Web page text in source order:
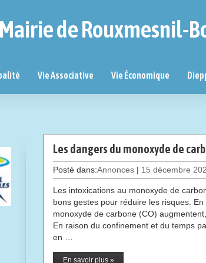
Mairie de Rouxmesnil-
Vie Associative Vie Économique
Les dangers du monoxyde de
Posté dans:Annonces | 15 décembre
Les intoxications au monoxyde de
bons gestes pour réduire les risques.
monoxyde de carbone (CO)
En raison du confinement et du temps
en …
En savoir plus »